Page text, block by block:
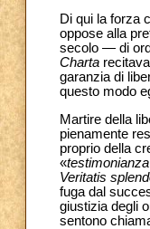
Di qui la forza
oppose alla
secolo — di
Charta
garanzia di
questo modo
Martire della
pienamente
proprio della
«
Veritatis
fuga dal
giustizia degli
sentono